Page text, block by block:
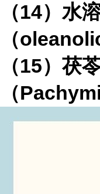
（14）水
（
（15）茯
（